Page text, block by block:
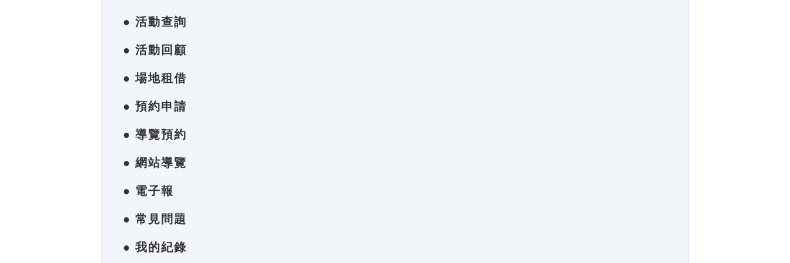
● 活動查詢
● 活動回顧
● 場地租借
● 預約申請
● 導覽預約
● 網站導覽
● 電子報
● 常見問題
● 我的紀錄